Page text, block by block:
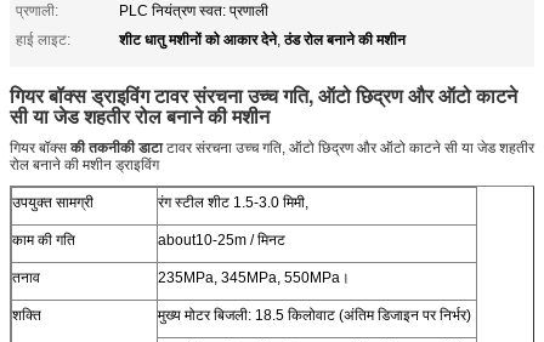
प्रणाली:
PLC नियंत्रण स्वत: प्रणाली
हाई लाइट:
शीट धातु मशीनों को आकार देने,ठंड रोल बनाने की मशीन
गियर बॉक्स ड्राइविंग टावर संरचना उच्च गति, ऑटो छिद्रण और ऑटो काटने
सी या जेड शहतीर रोल बनाने की मशीन
गियर बॉक्स की तकनीकी डाटाटावर संरचना उच्च गति, ऑटो छिद्रण और ऑटो काटने सी या जेड शहतीर
रोल बनाने की मशीन ड्राइविंग
उपयुक्त सामग्री रंग स्टील शीट 1.5-3.0 मिमी,
काम की गति about10-25m / मिनट
तनाव 235MPa, 345MPa, 550MPa।
शक्ति मुख्य मोटर बिजली: 18.5 किलोवाट (अंतिम डिजाइन पर निर्भर)